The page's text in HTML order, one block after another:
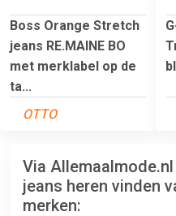
Boss Orange Stretch
jeans RE.MAINE BO
met merklabel op de
ta...
OTTO
Via
jeans heren vinden
merken: